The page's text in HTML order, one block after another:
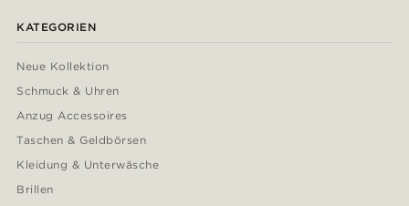
KATEGORIEN
Neue Kollektion
Schmuck & Uhren
Anzug Accessoires
Taschen & Geldbörsen
Kleidung & Unterwäsche
Brillen